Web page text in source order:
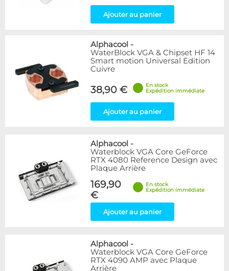
Ajouter au panier
Alphacool -
WaterBlock VGA & Chipset HF 14
Smart motion Universal Edition
Cuivre
38,90 €
En stock
Expédition immédiate
Ajouter au panier
Alphacool -
Waterblock VGA Core GeForce
RTX 4080 Reference Design avec
Plaque Arrière
169,90
€
En stock
Expédition immédiate
Ajouter au panier
Alphacool -
Waterblock VGA Core GeForce
RTX 4090 AMP avec Plaque
Arrière